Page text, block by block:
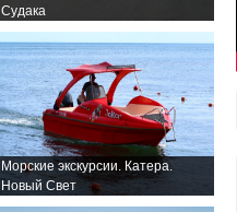
Судака
Морские экскурсии. Катера.
Новый Свет